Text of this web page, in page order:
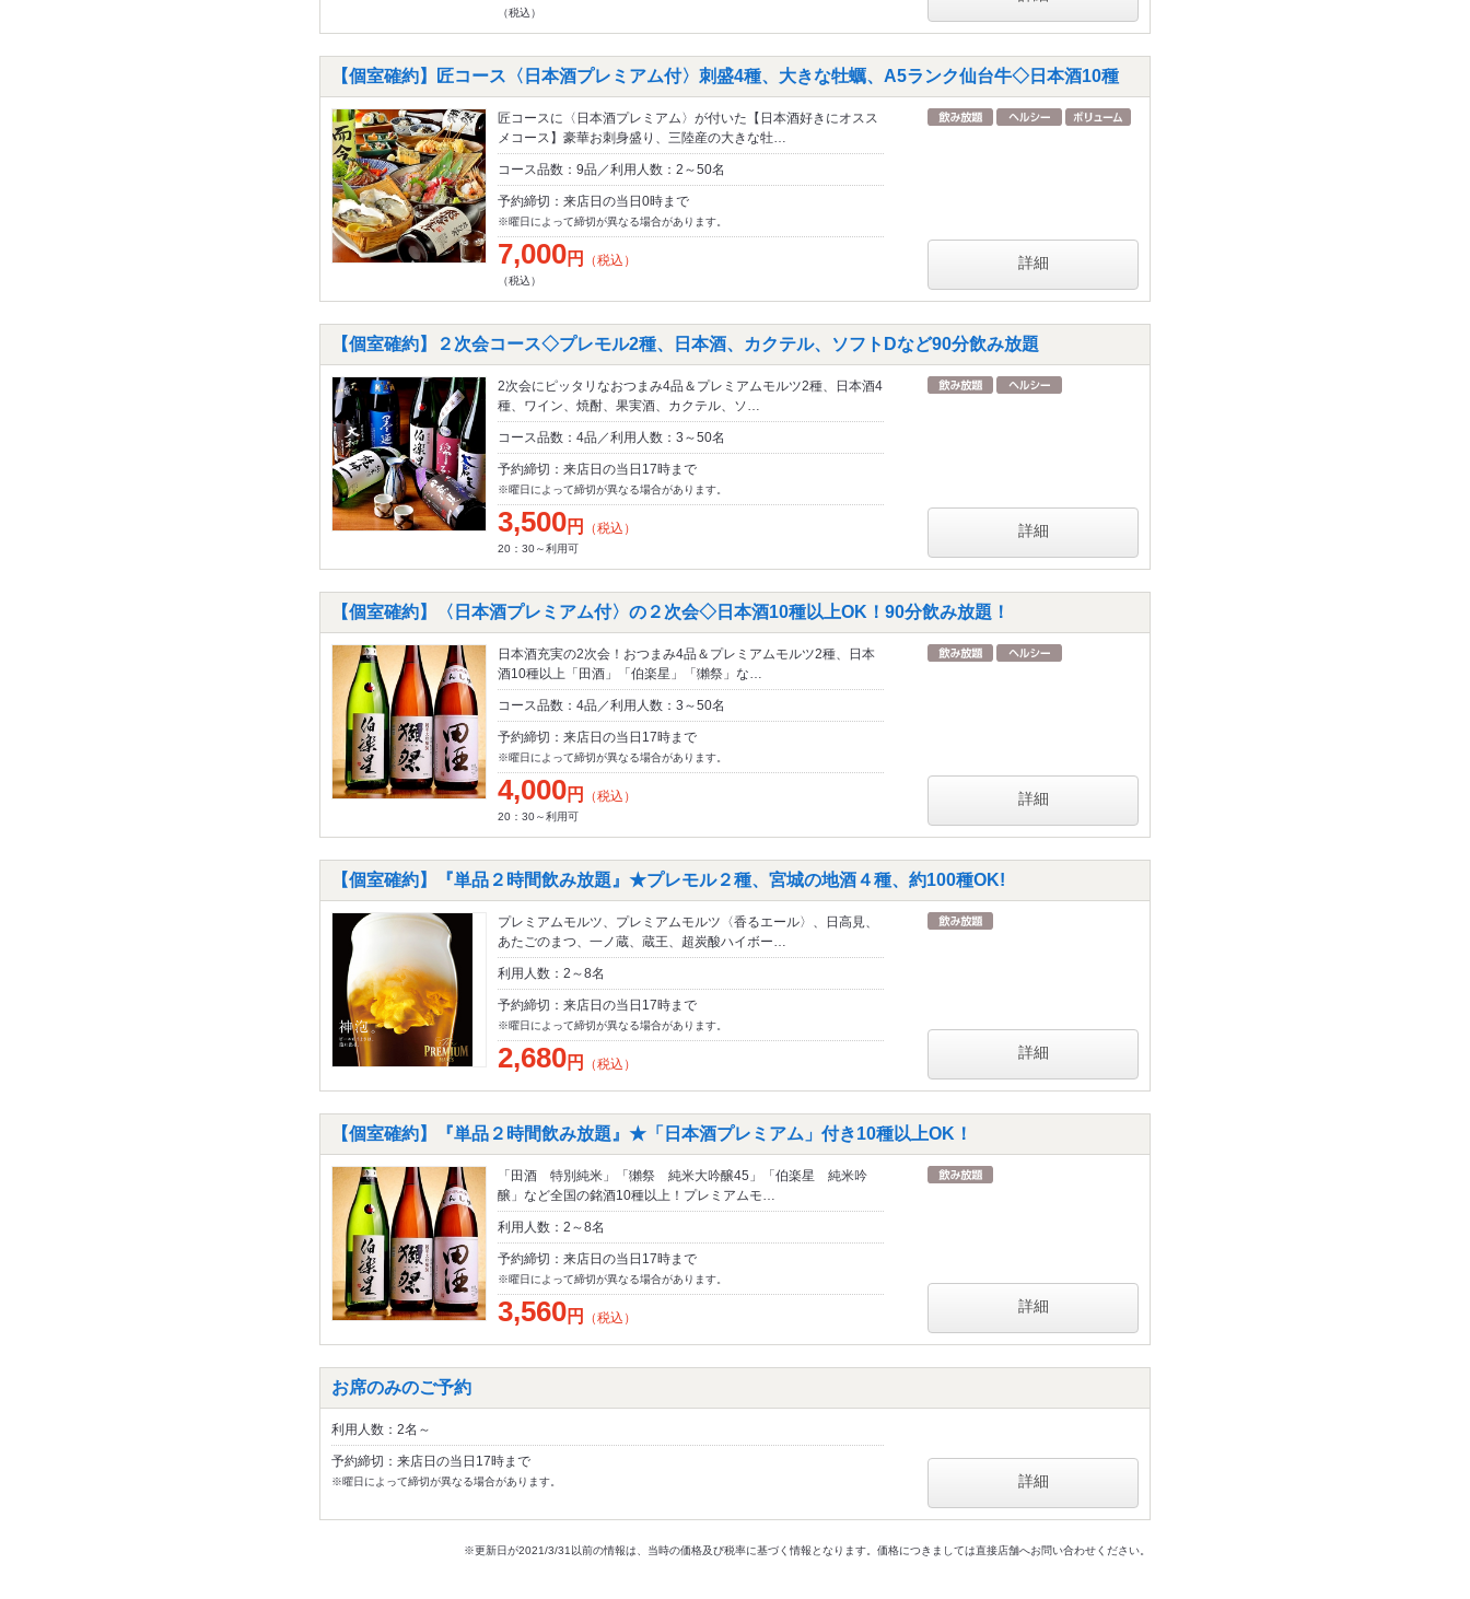
（税込）
【個室確約】匠コース〈日本酒プレミアム付〉刺盛4種、大きな牡蠣、A5ランク仙台牛◇日本酒10種
匠コースに〈日本酒プレミアム〉が付いた【日本酒好きにオスス
メコース】豪華お刺身盛り、三陸産の大きな牡…
コース品数：9品／利用人数：2～50名
予約締切：来店日の当日0時まで
※曜日によって締切が異なる場合があります。
7,000円 （税込）
（税込）
詳細
【個室確約】２次会コース◇プレモル2種、日本酒、カクテル、ソフトDなど90分飲み放題
2次会にピッタリなおつまみ4品＆プレミアムモルツ2種、日本酒4
種、ワイン、焼酎、果実酒、カクテル、ソ…
コース品数：4品／利用人数：3～50名
予約締切：来店日の当日17時まで
※曜日によって締切が異なる場合があります。
3,500円 （税込）
20：30～利用可
詳細
【個室確約】〈日本酒プレミアム付〉の２次会◇日本酒10種以上OK！90分飲み放題！
日本酒充実の2次会！おつまみ4品＆プレミアムモルツ2種、日本
酒10種以上「田酒」「伯楽星」「獺祭」な…
コース品数：4品／利用人数：3～50名
予約締切：来店日の当日17時まで
※曜日によって締切が異なる場合があります。
4,000円 （税込）
20：30～利用可
詳細
【個室確約】『単品２時間飲み放題』★プレモル２種、宮城の地酒４種、約100種OK!
プレミアムモルツ、プレミアムモルツ〈香るエール〉、日高見、
あたごのまつ、一ノ蔵、蔵王、超炭酸ハイボー…
利用人数：2～8名
予約締切：来店日の当日17時まで
※曜日によって締切が異なる場合があります。
2,680円 （税込）
詳細
【個室確約】『単品２時間飲み放題』★「日本酒プレミアム」付き10種以上OK！
「田酒 特別純米」「獺祭 純米大吟醸45」「伯楽星 純米吟
醸」など全国の銘酒10種以上！プレミアムモ…
利用人数：2～8名
予約締切：来店日の当日17時まで
※曜日によって締切が異なる場合があります。
3,560円 （税込）
詳細
お席のみのご予約
利用人数：2名～
予約締切：来店日の当日17時まで
※曜日によって締切が異なる場合があります。 詳細
※更新日が2021/3/31以前の情報は、当時の価格及び税率に基づく情報となります。価格につきましては直接店舗へお問い合わせください。